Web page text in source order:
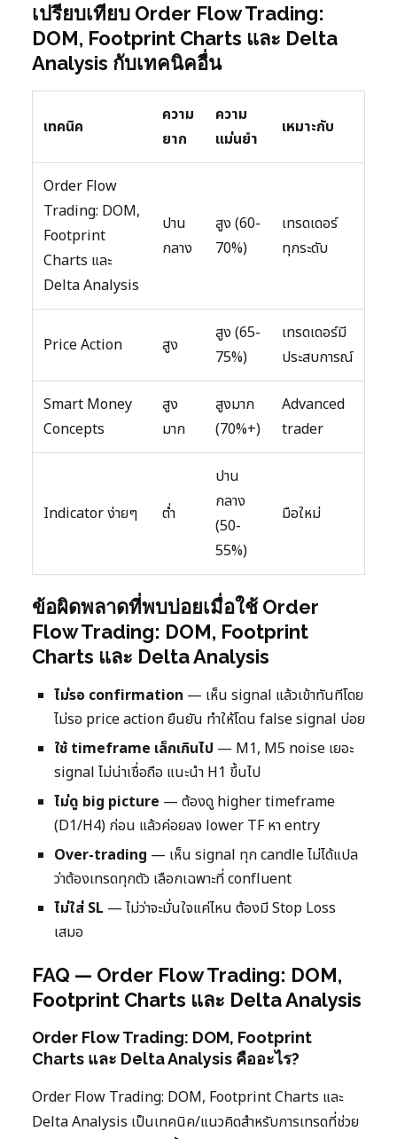
เปรียบเทียบ Order Flow Trading:
DOM, Footprint Charts และ Delta
Analysis กับเทคนิคอื่น
เทคนิค
ความ
ยาก
ความ
แม่นยำ
เหมาะกับ
Order Flow
Trading: DOM,
Footprint
Charts และ
Delta Analysis
ปาน
กลาง
สูง (60-
70%)
เทรดเดอร์
ทุกระดับ
Price Action สูง
สูง (65-
75%)
เทรดเดอร์มี
ประสบการณ์
Smart Money
Concepts
สูง
มาก
สูงมาก
(70%+)
Advanced
trader
Indicator ง่ายๆ ต่ำ
ปาน
กลาง
(50-
55%)
มือใหม่
ข้อผิดพลาดที่พบบ่อยเมื่อใช้ Order
Flow Trading: DOM, Footprint
Charts และ Delta Analysis
ไม่รอ confirmation — เห็น signal แล้วเข้าทันทีโดย
ไม่รอ price action ยืนยัน ทำให้โดน false signal บ่อย
ใช้ timeframe เล็กเกินไป — M1, M5 noise เยอะ
signal ไม่น่าเชื่อถือ แนะนำ H1 ขึ้นไป
ไม่ดู big picture — ต้องดู higher timeframe
(D1/H4) ก่อน แล้วค่อยลง lower TF หา entry
Over-trading — เห็น signal ทุก candle ไม่ได้แปล
ว่าต้องเทรดทุกตัว เลือกเฉพาะที่ confluent
ไม่ใส่ SL — ไม่ว่าจะมั่นใจแค่ไหน ต้องมี Stop Loss
เสมอ
FAQ — Order Flow Trading: DOM,
Footprint Charts และ Delta Analysis
Order Flow Trading: DOM, Footprint
Charts และ Delta Analysis คืออะไร?
Order Flow Trading: DOM, Footprint Charts และ
Delta Analysis เป็นเทคนิค/แนวคิดสำหรับการเทรดที่ช่วย